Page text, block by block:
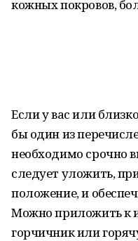
кожных покровов,
Если у вас или
бы один из
необходимо срочно
следует уложить,
положение, и
Можно приложить
горчичник или